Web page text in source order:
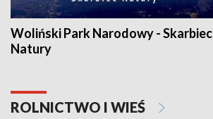
Woliński Park Narodowy - Skarbiec
Natury
ROLNICTWO I WIEŚ